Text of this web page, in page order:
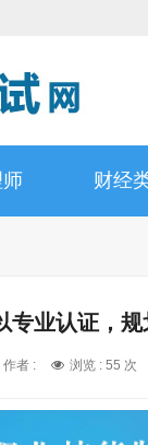
财经
专业认证，
作者 : 浏览 : 55 次